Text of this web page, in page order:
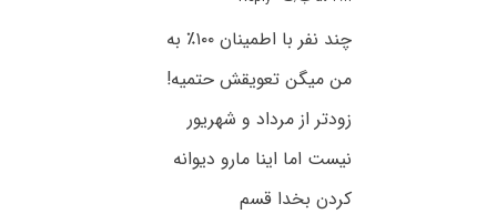
چند نفر با اطمینان ۱۰۰٪؜ به
من میگن تعویقش حتمیه!
زودتر از مرداد و شهریور
نیست اما اینا مارو دیوانه
کردن بخدا قسم